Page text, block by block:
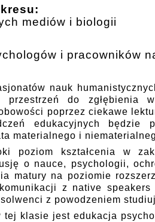
mediów i biologii
i pracowników
nauk
przestrzeń do zgłębienia
poprzez ciekawe
edukacyjnych
materialnego i
poziom kształcenia w
o nauce, psychologii,
matury na poziomie
z native
z powodzeniem
tej klasie jest edukacja